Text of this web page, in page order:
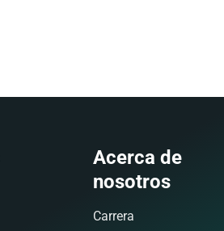
Acerca de
nosotros
Carrera